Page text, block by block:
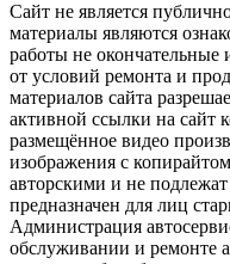
Сайт не является
материалы являются
работы не окончательные
от условий ремонта и
материалов сайта
активной ссылки на сайт
размещённое видео
изображения с
авторскими и не
предназначен для лиц
Администрация
обслуживании и ремонте